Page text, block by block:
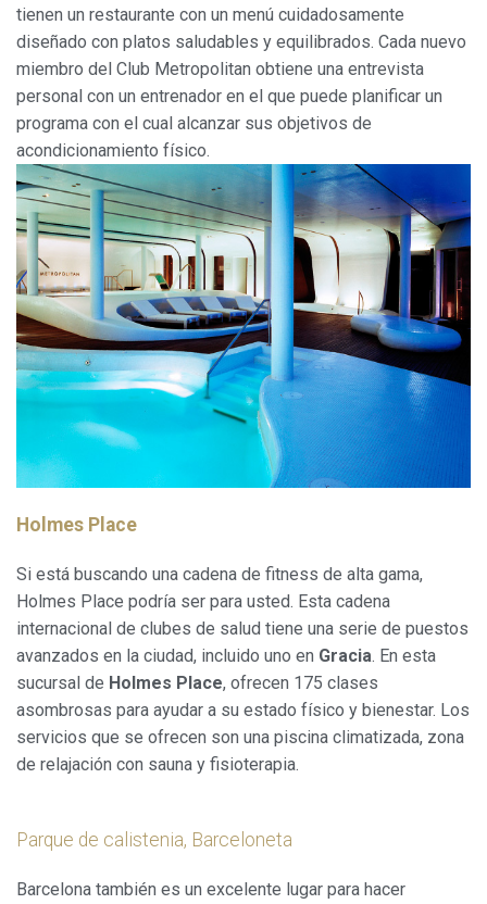
tienen un restaurante con un menú cuidadosamente
diseñado con platos saludables y equilibrados. Cada nuevo
miembro del Club Metropolitan obtiene una entrevista
personal con un entrenador en el que puede planificar un
programa con el cual alcanzar sus objetivos de
acondicionamiento físico.
Holmes Place
Si está buscando una cadena de fitness de alta gama,
Holmes Place podría ser para usted. Esta cadena
internacional de clubes de salud tiene una serie de puestos
avanzados en la ciudad, incluido uno en Gracia. En esta
sucursal de Holmes Place, ofrecen 175 clases
asombrosas para ayudar a su estado físico y bienestar. Los
servicios que se ofrecen son una piscina climatizada, zona
de relajación con sauna y fisioterapia.
Parque de calistenia, Barceloneta
Barcelona también es un excelente lugar para hacer